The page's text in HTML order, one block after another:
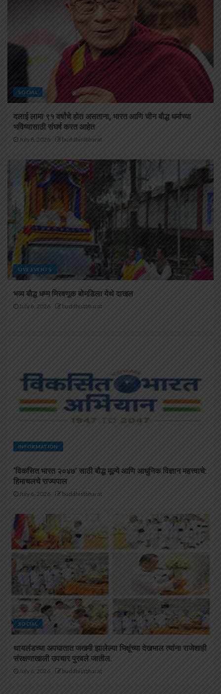
SOCIAL
दलाई लामा ९१ वर्षांचे होत असताना, भारत आणि चीन बौद्ध धर्माच्या
भविष्यासाठी संघर्ष करत आहेत
July 8, 2026 buddhistbharat
LIVE EVENTS
भव्य बौद्ध धम्म मिरवणूक बोमडिला येथे दाखल
July 6, 2026 buddhistbharat
INFORMATION
‘विकसित भारत २०४७’ साठी बौद्ध मूल्ये आणि आधुनिक विज्ञान महत्त्वाचे:
हिमाचलचे राज्यपाल
July 6, 2026 buddhistbharat
SOCIAL
थायलंडच्या अपघातात जखमी झालेल्या भिक्षूंच्या देखभाल त्यांना राजेशाही
संरक्षणाखाली उपचार पुरवले जातील.
July 6, 2026 buddhistbharat